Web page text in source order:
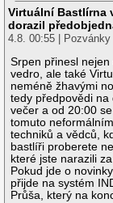
Virtuální Bastlírna
dorazil
4.8. 00:55 | Pozvánky
Srpen přinesl
vedro, ale také
neméně žhavými
tedy předpovědi na
večer a od 20:00
tomuto
techniků a vědců,
bastlíři proberete
které jste narazili
Pokud jde o
přijde na systém
Průša, který na